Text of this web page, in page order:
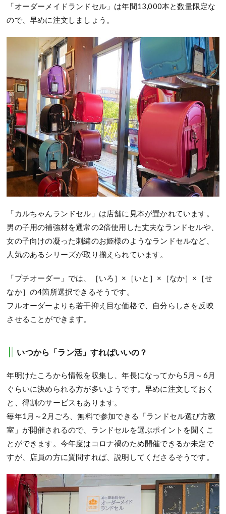
「オーダーメイドランドセル」は年間13,000本と数量限定な
ので、早めに注文しましょう。
「カルちゃんランドセル」は店舗に見本が置かれています。
男の子用の補強材を通常の2倍使用した丈夫なランドセルや、
女の子向けの凝った刺繍のお姫様のようなランドセルなど、
人気のあるシリーズが取り揃えられています。
「プチオーダー」では、［いろ］×［いと］×［なか］×［せ
なか］の4箇所選択できるそうです。
フルオーダーよりも若干抑え目な価格で、自分らしさを反映
させることができます。
いつから「ラン活」すればいいの？
年明けたころから情報を収集し、年長になってから5月～6月
ぐらいに決められる方が多いようです。早めに注文しておく
と、得割のサービスもあります。
毎年1月～2月ごろ、無料で参加できる「ランドセル選び方教
室」が開催されるので、ランドセルを選ぶポイントを聞くこ
とができます。今年度はコロナ禍のため開催できるか未定で
すが、店員の方に質問すれば、説明してくださるそうです。